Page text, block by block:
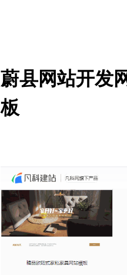
蔚县网站开发
板